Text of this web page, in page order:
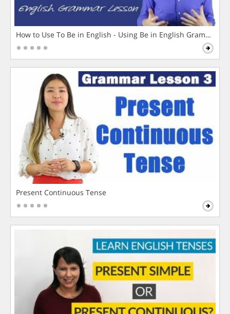
How to Use To Be in English - Using Be in English Grammar
Present Continuous Tense